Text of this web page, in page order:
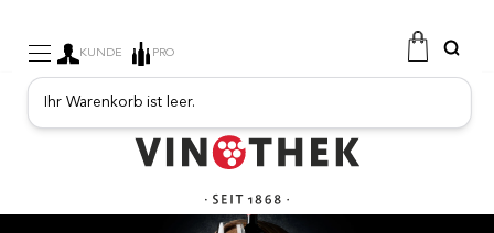
SEKT
FRUCHTIGE GETRÄNKE
SPIRITUOSEN
KUNDE PRO
Ihr Warenkorb ist leer.